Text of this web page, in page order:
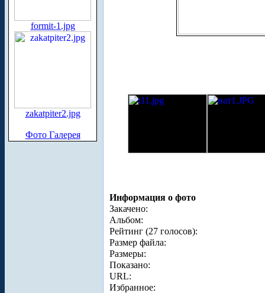
formit-1.jpg
zakatpiter2.jpg
Фото Галерея
Информация о фото
Закачено:
Альбом:
Рейтинг (27 голосов):
Размер файла:
Размеры:
Показано:
URL:
Избранное: